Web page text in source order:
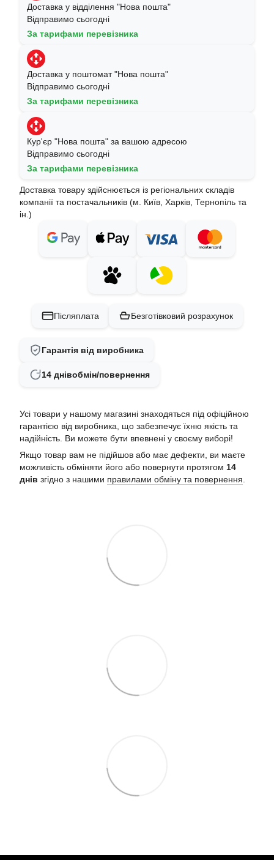
Доставка у відділення "Нова пошта"
Відправимо сьогодні
За тарифами перевізника
Доставка у поштомат "Нова пошта"
Відправимо сьогодні
За тарифами перевізника
Кур'єр "Нова пошта" за вашою адресою
Відправимо сьогодні
За тарифами перевізника
Доставка товару здійснюється із регіональних складів
компанії та постачальників (м. Київ, Харків, Тернопіль та
ін.)
Післяплата Безготівковий розрахунок
Гарантія від виробника
14 днівобмін/повернення
Усі товари у нашому магазині знаходяться під офіційною
гарантією від виробника, що забезпечує їхню якість та
надійність. Ви можете бути впевнені у своєму виборі!
Якщо товар вам не підійшов або має дефекти, ви маєте
можливість обміняти його або повернути протягом 14
днів згідно з нашими правилами обміну та повернення